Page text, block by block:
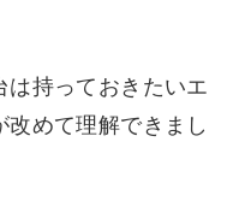
は持っておきたいエ
めて理解できまし